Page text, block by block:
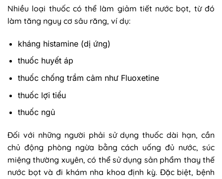
Nhiều loại thuốc có thể làm giảm tiết nước bọt, từ đó
làm tăng nguy cơ sâu răng, ví dụ:
kháng histamine (dị ứng)
thuốc huyết áp
thuốc chống trầm cảm như Fluoxetine
thuốc lợi tiểu
thuốc ngủ
Đối với những người phải sử dụng thuốc dài hạn, cần
chủ động phòng ngừa bằng cách uống đủ nước, súc
miệng thường xuyên, có thể sử dụng sản phẩm thay thế
nước bọt và đi khám nha khoa định kỳ. Đặc biệt, bệnh